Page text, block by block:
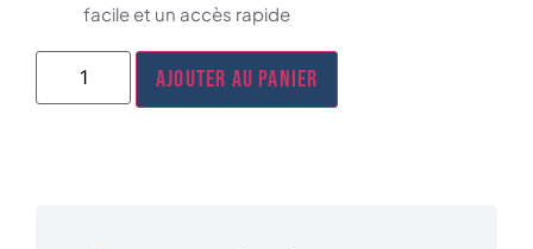
facile et un accès rapide
Ajouter au panier